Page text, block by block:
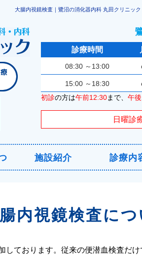
大腸内視鏡検査｜鷺沼の消化器内科 丸田クリニック
診療時間
08:30～13:00
15:00～18:30
初診の方は午前12:30まで、 午
日曜診
施設紹介 診療内
内視鏡検査につ
ております。従来の便潜血検査だ